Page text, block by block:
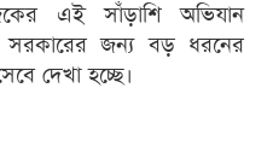
এই সাঁড়াশি অভিযান
সরকারের জন্য বড় ধরনের
দেখা হচ্ছে।